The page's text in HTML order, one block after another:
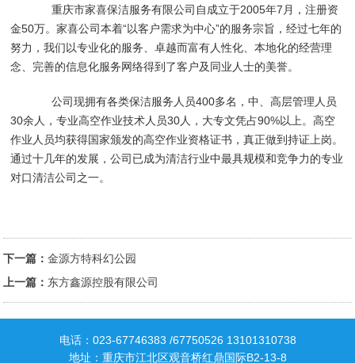
重庆市家喜保洁服务有限公司自成立于2005年7月，注册资
金50万。家喜公司本着“以客户需求为中心”的服务宗旨，经过七年的
努力，我们以专业化的服务、卓越而富有人性化、本地化的经营理
念、完善的信息化服务网络得到了客户及同业人士的美誉。
公司现拥有各类保洁服务人员400多名，中、高层管理人员
30余人，专业高空作业技术人员30人，大专文凭占90%以上。高空
作业人员均获得国家颁发的高空作业资格证书，真正做到持证上岗。
通过十几年的发展，公司已成为清洁行业中最具规模和竞争力的专业
对口清洁公司之一。
下一篇：金源方特科幻公园
上一篇： 东方鑫源控股有限公司
电话：023-67746383 /67750526 13101310738
地址：重庆市江北区观音桥红鼎国际B2-13-8